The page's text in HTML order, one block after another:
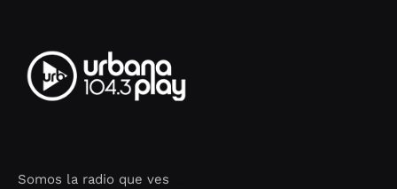
Somos la radio que ves